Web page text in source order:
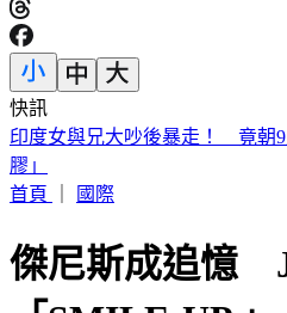
快訊
別只看台積電！ 外媒點名「2
首頁
傑尼斯成追憶
「SMILE-UP.」